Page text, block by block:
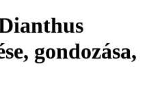
gondozása,